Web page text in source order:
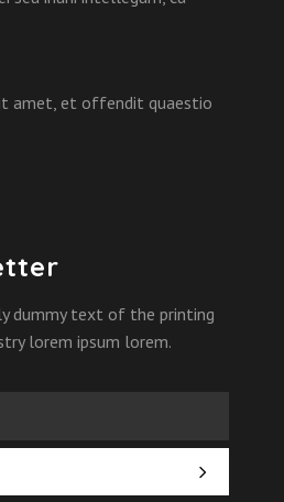
amet, et offendit quaestio
dummy text of the printing
lorem ipsum lorem.